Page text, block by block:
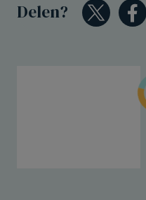
Delen?